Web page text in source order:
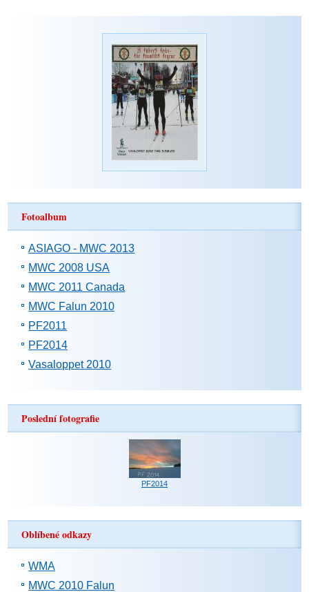
Fotoalbum
ASIAGO - MWC 2013
MWC 2008 USA
MWC 2011 Canada
MWC Falun 2010
PF2011
PF2014
Vasaloppet 2010
Poslední fotografie
PF2014
Oblíbené odkazy
WMA
MWC 2010 Falun